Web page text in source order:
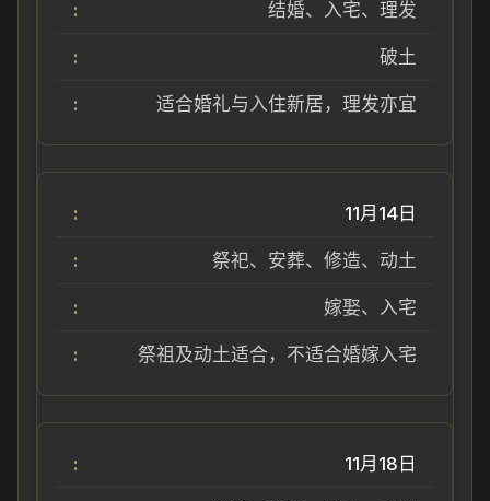
结婚、入宅、理发
破土
适合婚礼与入住新居，理发亦宜
11月14日
祭祀、安葬、修造、动土
嫁娶、入宅
祭祖及动土适合，不适合婚嫁入宅
11月18日